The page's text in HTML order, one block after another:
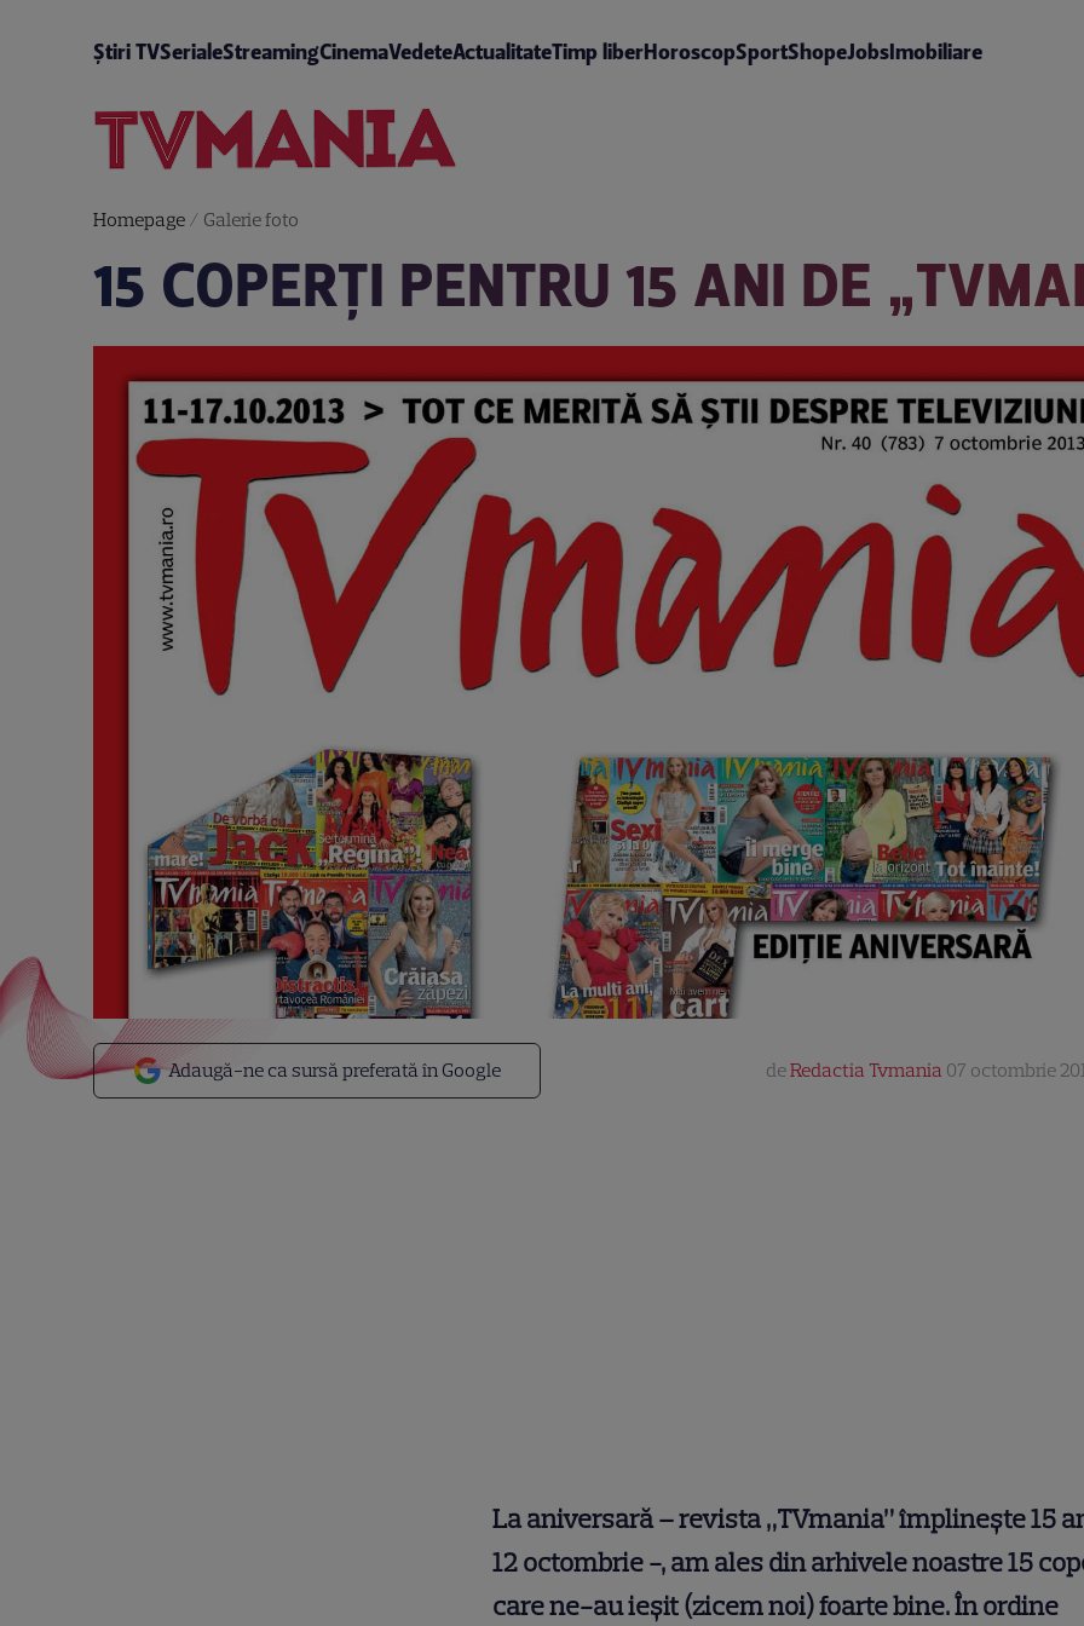
Știri TVSerialeStreamingCinemaVedeteActualitateTimp liberHoroscopSportShopeJobsImobiliare
Homepage/ Galerie foto
15 COPERŢI PENTRU 15 ANI DE
Adaugă-ne ca sursă preferată în Google deRedactia Tvmania 07 octombrie
La aniversară – revista „TVmania” împlineşte 15
12 octombrie -, am ales din arhivele noastre 15
care ne-au ieşit (zicem noi) foarte bine. În ordine